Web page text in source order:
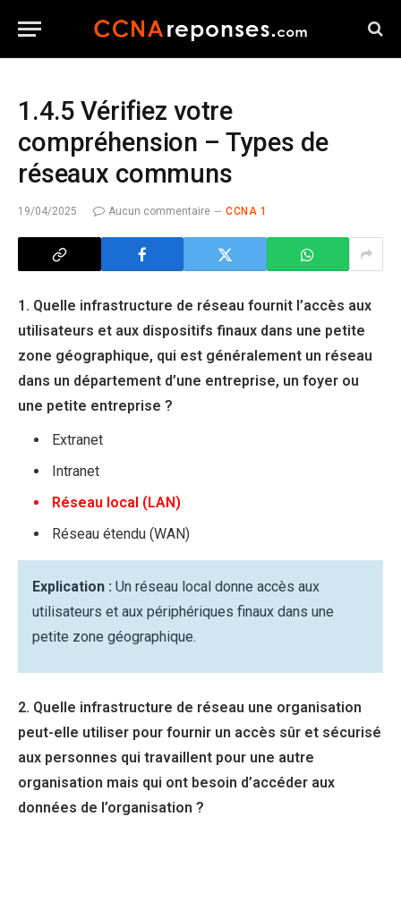
1.4.5 Vérifiez votre
compréhension – Types de
réseaux communs
19/04/2025 Aucun commentaire CCNA 1
1. Quelle infrastructure de réseau fournit l’accès aux
utilisateurs et aux dispositifs finaux dans une petite
zone géographique, qui est généralement un réseau
dans un département d’une entreprise, un foyer ou
une petite entreprise ?
Extranet
Intranet
Réseau local (LAN)
Réseau étendu (WAN)
Explication : Un réseau local donne accès aux
utilisateurs et aux périphériques finaux dans une
petite zone géographique.
2. Quelle infrastructure de réseau une organisation
peut-elle utiliser pour fournir un accès sûr et sécurisé
aux personnes qui travaillent pour une autre
organisation mais qui ont besoin d’accéder aux
données de l’organisation ?